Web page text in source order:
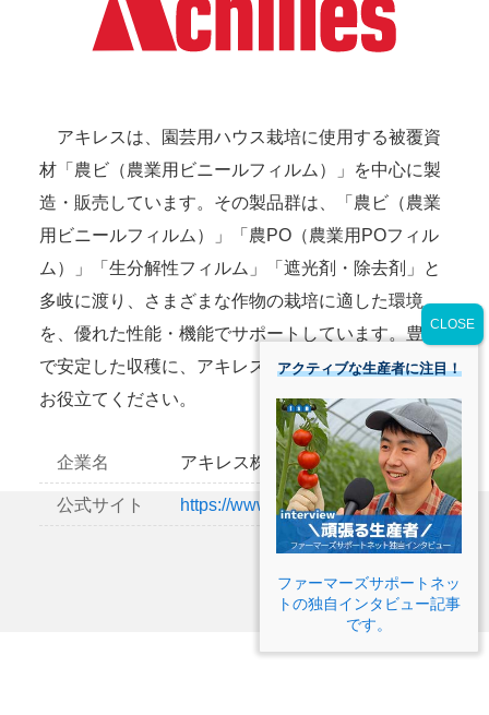
アキレスは、園芸用ハウス栽培に使用する被覆資
材「農ビ（農業用ビニールフィルム）」を中心に製
造・販売しています。その製品群は、「農ビ（農業
用ビニールフィルム）」「農PO（農業用POフィル
ム）」「生分解性フィルム」「遮光剤・除去剤」と
多岐に渡り、さまざまな作物の栽培に適した環境
を、優れた性能・機能でサポートしています。豊か
で安定した収穫に、アキレスの「施設園芸資材」を
お役立てください。
企業名 アキレス株式会社
公式サイト https://www.achilles.jp/
アクティブな生産者に注目！
ファーマーズサポートネッ
トの独自インタビュー記事
です。